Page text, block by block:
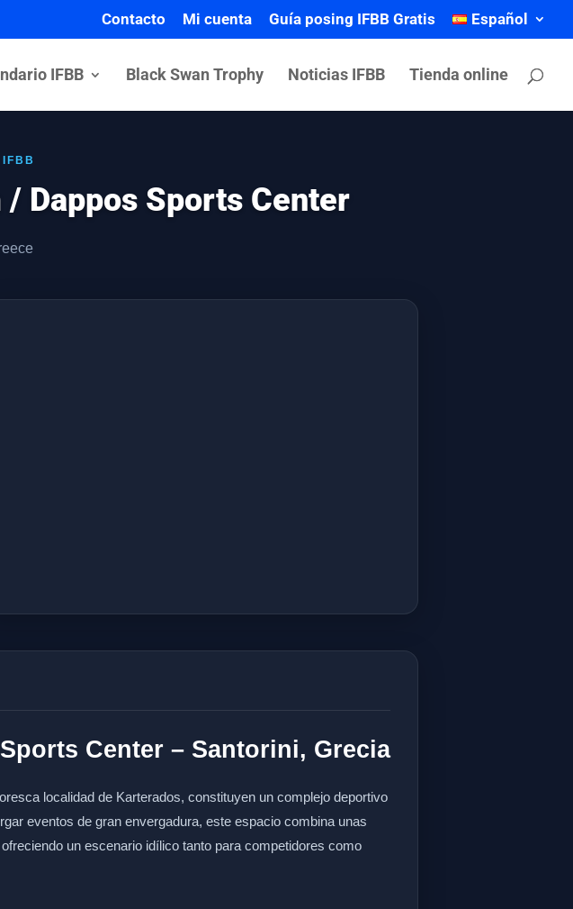
Contacto Mi cuenta Guía posing IFBB Gratis Español
IFBB Black Swan Trophy Noticias IFBB Tienda online
Dappos Sports Center
Center – Santorini, Grecia
localidad de Karterados, constituyen un complejo deportivo
eventos de gran envergadura, este espacio combina unas
un escenario idílico tanto para competidores como